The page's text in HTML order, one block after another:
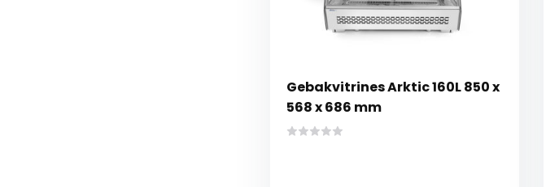
Gebakvitrines Arktic 160L 850 x
568 x 686 mm